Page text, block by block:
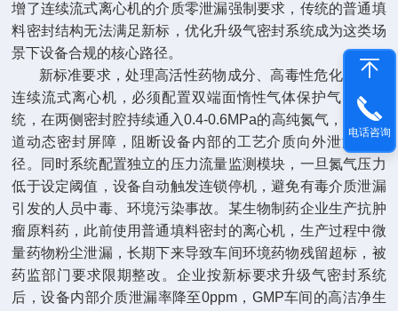
增了连续流式离心机的介质零泄漏强制要求，传统的普通填
料密封结构无法满足新标，优化升级气密封系统成为这类场
景下设备合规的核心路径。
新标准要求，处理高活性药物成分、高毒性危化介质的
连续流式离心机，必须配置双端面惰性气体保护气密封系
统，在两侧密封腔持续通入0.4-0.6MPa的高纯氮气，形成两
道动态密封屏障，阻断设备内部的工艺介质向外泄漏的路
径。同时系统配置独立的压力流量监测模块，一旦氮气压力
低于设定阈值，设备自动触发连锁停机，避免有毒介质泄漏
引发的人员中毒、环境污染事故。某生物制药企业生产抗肿
瘤原料药，此前使用普通填料密封的离心机，生产过程中微
量药物粉尘泄漏，长期下来导致车间环境药物残留超标，被
药监部门要求限期整改。企业按新标要求升级气密封系统
后，设备内部介质泄漏率降至0ppm，GMP车间的高洁净生
电话咨询